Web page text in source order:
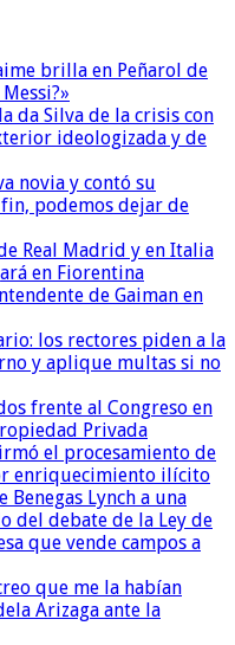
brilla en Peñarol de
da Silva de la crisis con
ideologizada y de
novia y contó su
podemos dejar de
Real Madrid y en Italia
en Fiorentina
de Gaiman en
los rectores piden a la
y aplique multas si no
frente al Congreso en
Privada
el procesamiento de
enriquecimiento ilícito
Benegas Lynch a una
del debate de la Ley de
que vende campos a
que me la habían
Arizaga ante la